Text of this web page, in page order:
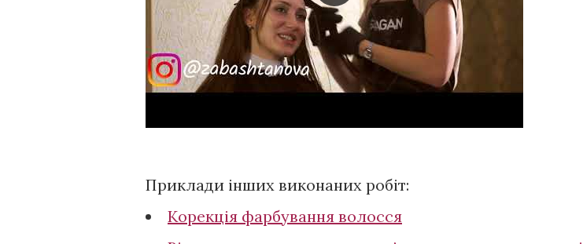
Приклади інших виконаних робіт:
Корекція фарбування волосся